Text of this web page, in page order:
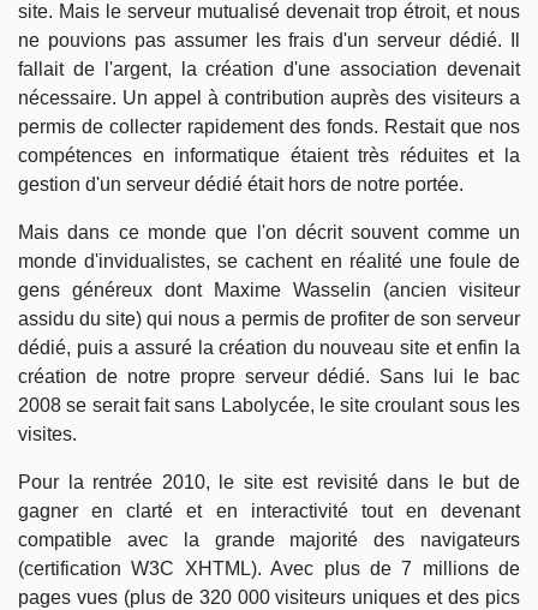
site. Mais le serveur mutualisé devenait trop étroit, et nous
ne pouvions pas assumer les frais d'un serveur dédié. Il
fallait de l'argent, la création d'une association devenait
nécessaire. Un appel à contribution auprès des visiteurs a
permis de collecter rapidement des fonds. Restait que nos
compétences en informatique étaient très réduites et la
gestion d'un serveur dédié était hors de notre portée.
Mais dans ce monde que l'on décrit souvent comme un
monde d'invidualistes, se cachent en réalité une foule de
gens généreux dont Maxime Wasselin (ancien visiteur
assidu du site) qui nous a permis de profiter de son serveur
dédié, puis a assuré la création du nouveau site et enfin la
création de notre propre serveur dédié. Sans lui le bac
2008 se serait fait sans Labolycée, le site croulant sous les
visites.
Pour la rentrée 2010, le site est revisité dans le but de
gagner en clarté et en interactivité tout en devenant
compatible avec la grande majorité des navigateurs
(certification W3C XHTML). Avec plus de 7 millions de
pages vues (plus de 320 000 visiteurs uniques et des pics